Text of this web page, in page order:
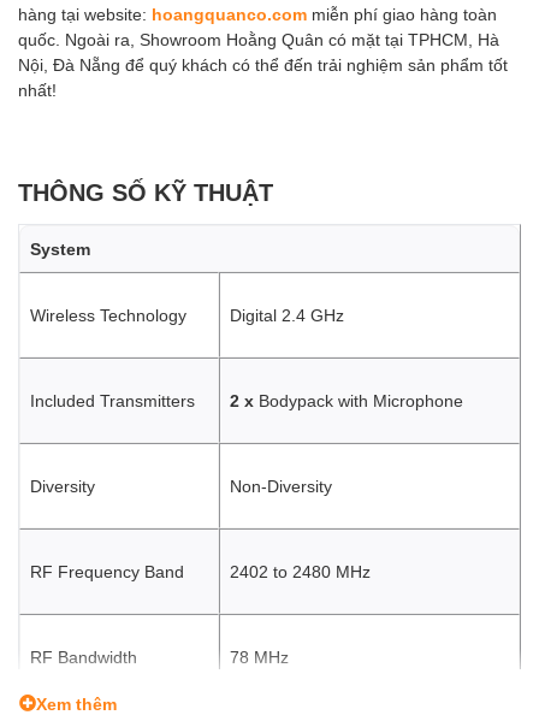
hàng tại website: hoangquanco.com miễn phí giao hàng toàn
quốc. Ngoài ra, Showroom Hoằng Quân có mặt tại TPHCM, Hà
Nội, Đà Nẵng để quý khách có thể đến trải nghiệm sản phẩm tốt
nhất!
THÔNG SỐ KỸ THUẬT
System
Wireless Technology Digital 2.4 GHz
Included Transmitters 2 x Bodypack with Microphone
Diversity Non-Diversity
RF Frequency Band 2402 to 2480 MHz
RF Bandwidth 78 MHz
Xem thêm